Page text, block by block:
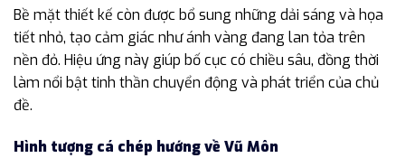
Bề mặt thiết kế còn được bổ sung những dải sáng và họa
tiết nhỏ, tạo cảm giác như ánh vàng đang lan tỏa trên
nền đỏ. Hiệu ứng này giúp bố cục có chiều sâu, đồng thời
làm nổi bật tinh thần chuyển động và phát triển của chủ
đề.
Hình tượng cá chép hướng về Vũ Môn